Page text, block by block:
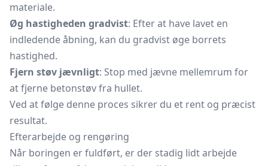
materiale.
Øg hastigheden gradvist: Efter at have lavet en
indledende åbning, kan du gradvist øge borrets
hastighed.
Fjern støv jævnligt: Stop med jævne mellemrum for
at fjerne betonstøv fra hullet.
Ved at følge denne proces sikrer du et rent og præcist
resultat.
Efterarbejde og rengøring
Når boringen er fuldført, er der stadig lidt arbejde